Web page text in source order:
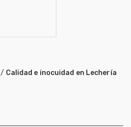
/ Calidad e inocuidad en Lechería